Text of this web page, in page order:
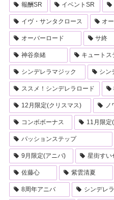
報酬SR イベントSR
イヴ・サンタクロース オ
オーバーロード サ終
神谷奈緒 キュートス
シンデレラマジック シン
ススメ！シンデレラロード
12月限定(クリスマス)
コンボボーナス 11月限定
パッションステップ
9月限定(アニバ) 星街すい
佐藤心 紫雲清夏
8周年アニバ シンデレ